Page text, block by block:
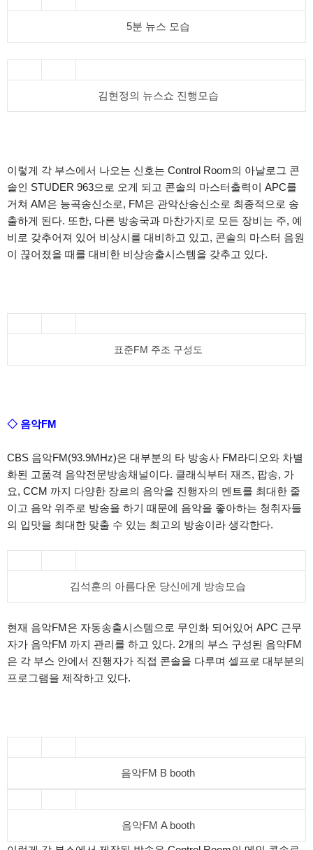
5분 뉴스 모습
김현정의 뉴스쇼 진행모습
이렇게 각 부스에서 나오는 신호는 Control Room의 아날로그 콘
솔인 STUDER 963으로 오게 되고 콘솔의 마스터출력이 APC를
거쳐 AM은 능곡송신소로, FM은 관악산송신소로 최종적으로 송
출하게 된다. 또한, 다른 방송국과 마찬가지로 모든 장비는 주, 예
비로 갖추어져 있어 비상시를 대비하고 있고, 콘솔의 마스터 음원
이 끊어졌을 때를 대비한 비상송출시스템을 갖추고 있다.
표준FM 주조 구성도
◇ 음악FM
CBS 음악FM(93.9MHz)은 대부분의 타 방송사 FM라디오와 차별
화된 고품격 음악전문방송채널이다. 클래식부터 재즈, 팝송, 가
요, CCM 까지 다양한 장르의 음악을 진행자의 멘트를 최대한 줄
이고 음악 위주로 방송을 하기 때문에 음악을 좋아하는 청취자들
의 입맛을 최대한 맞출 수 있는 최고의 방송이라 생각한다.
김석훈의 아름다운 당신에게 방송모습
현재 음악FM은 자동송출시스템으로 무인화 되어있어 APC 근무
자가 음악FM 까지 관리를 하고 있다. 2개의 부스 구성된 음악FM
은 각 부스 안에서 진행자가 직접 콘솔을 다루며 셀프로 대부분의
프로그램을 제작하고 있다.
음악FM B booth
음악FM A booth